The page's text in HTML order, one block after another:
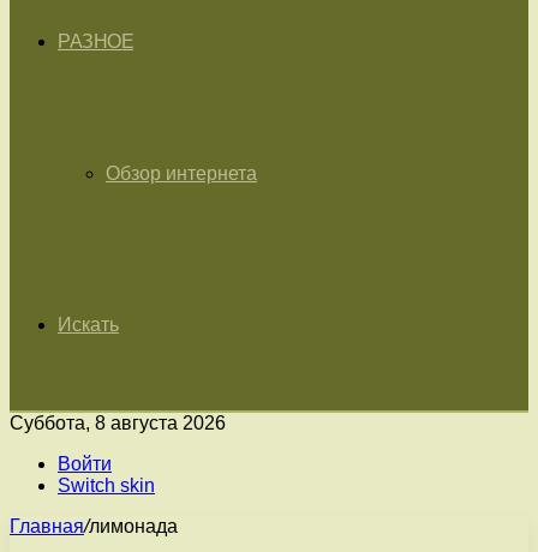
РАЗНОЕ
Обзор интернета
Искать
Суббота, 8 августа 2026
Войти
Switch skin
Главная/лимонада